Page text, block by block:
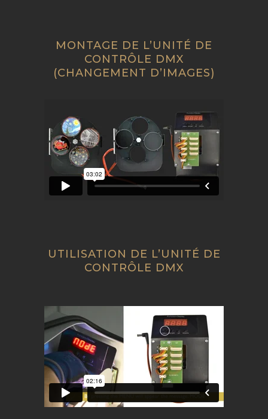
MONTAGE DE L’UNITÉ DE
CONTRÔLE DMX
(CHANGEMENT D’IMAGES)
UTILISATION DE L’UNITÉ DE
CONTRÔLE DMX